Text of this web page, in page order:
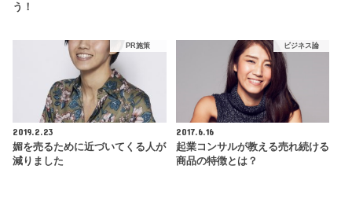
う！
PR施策
2019.2.23
媚を売るために近づいてくる人が
減りました
ビジネス論
2017.6.16
起業コンサルが教える売れ続ける
商品の特徴とは？